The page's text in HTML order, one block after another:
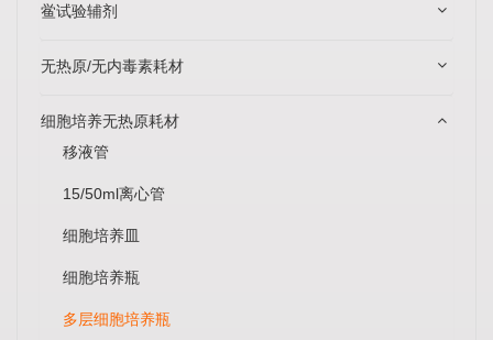
鲎试验辅剂
无热原/无内毒素耗材
细胞培养无热原耗材
移液管
15/50ml离心管
细胞培养皿
细胞培养瓶
多层细胞培养瓶